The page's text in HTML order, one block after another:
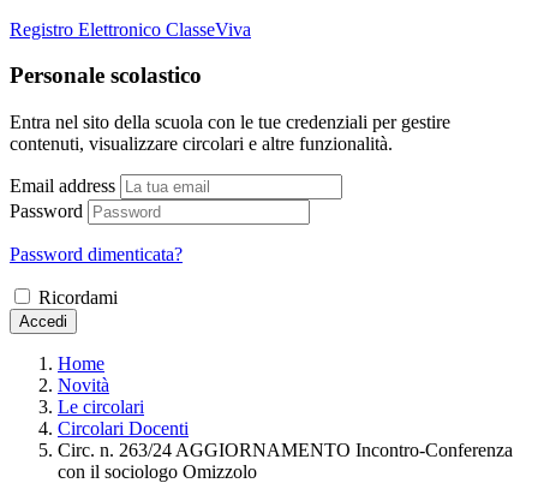
Registro Elettronico ClasseViva
Personale scolastico
Entra nel sito della scuola con le tue credenziali per gestire
contenuti, visualizzare circolari e altre funzionalità.
Email address
Password
Password dimenticata?
Ricordami
Accedi
Home
Novità
Le circolari
Circolari Docenti
Circ. n. 263/24 AGGIORNAMENTO Incontro-Conferenza
con il sociologo Omizzolo